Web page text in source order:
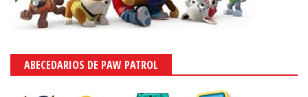
ABECEDARIOS DE PAW PATROL